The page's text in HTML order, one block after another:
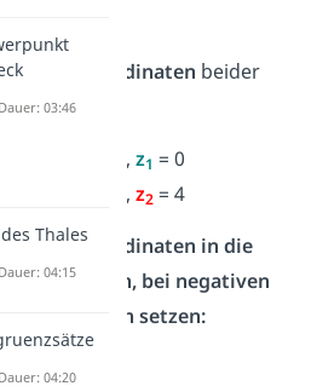
1 — Koordinaten beider
notieren:
= 2, z1 = 0
= −1, z2 = 4
2 — Koordinaten in die
einsetzen, bei negativen
Klammern setzen:
03:46
Thales
04:15
04:20